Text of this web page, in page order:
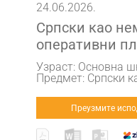
24.06.2026.
Српски као
оперативни
Узраст: Основна
Предмет: Српски
Преузмите